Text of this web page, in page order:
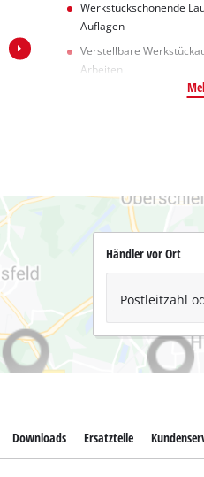
Werkstückschonende
Auflagen
Verstellbare
Arbeiten
Händler vor Ort
Postleitzahl
Downloads Ersatzteile